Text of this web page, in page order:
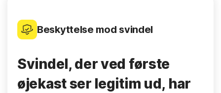
Beskyttelse mod svindel
Svindel, der ved første
øjekast ser legitim ud, har